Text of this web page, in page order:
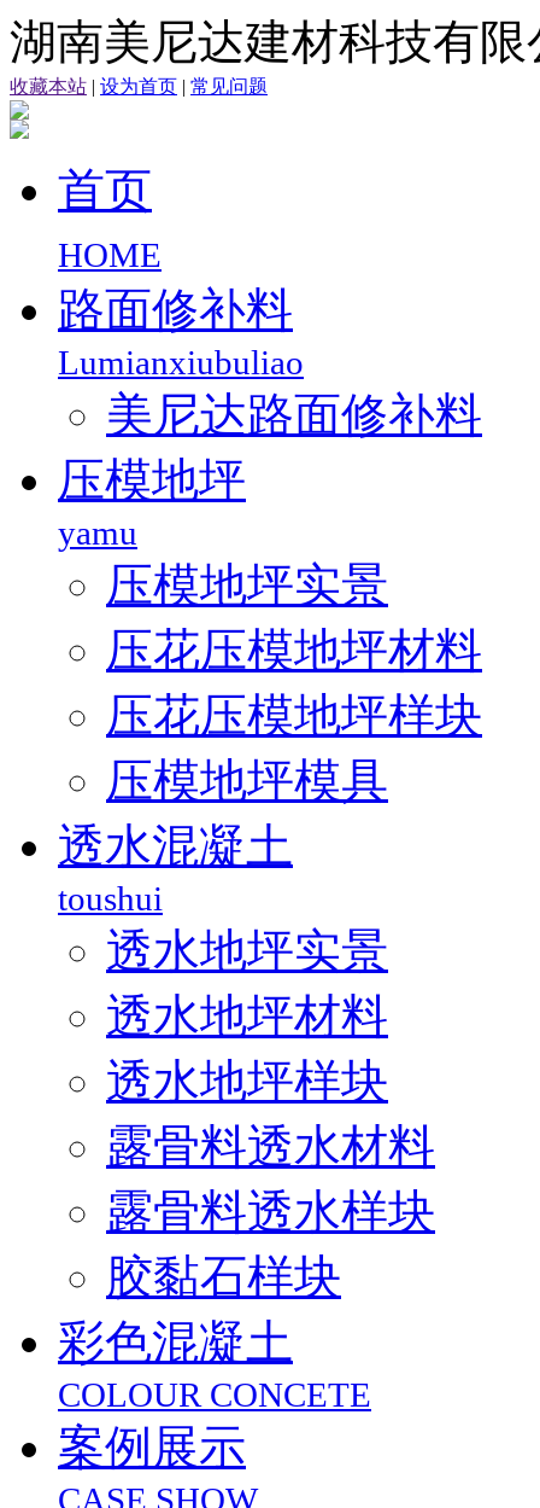
湖南美尼达建材科技有限
收藏本站 | 设为首页 | 常见问题
首页
HOME
路面修补料
Lumianxiubuliao
美尼达路面修补料
压模地坪
yamu
压模地坪实景
压花压模地坪材料
压花压模地坪样块
压模地坪模具
透水混凝土
toushui
透水地坪实景
透水地坪材料
透水地坪样块
露骨料透水材料
露骨料透水样块
胶黏石样块
彩色混凝土
COLOUR CONCETE
案例展示
CASE SHOW